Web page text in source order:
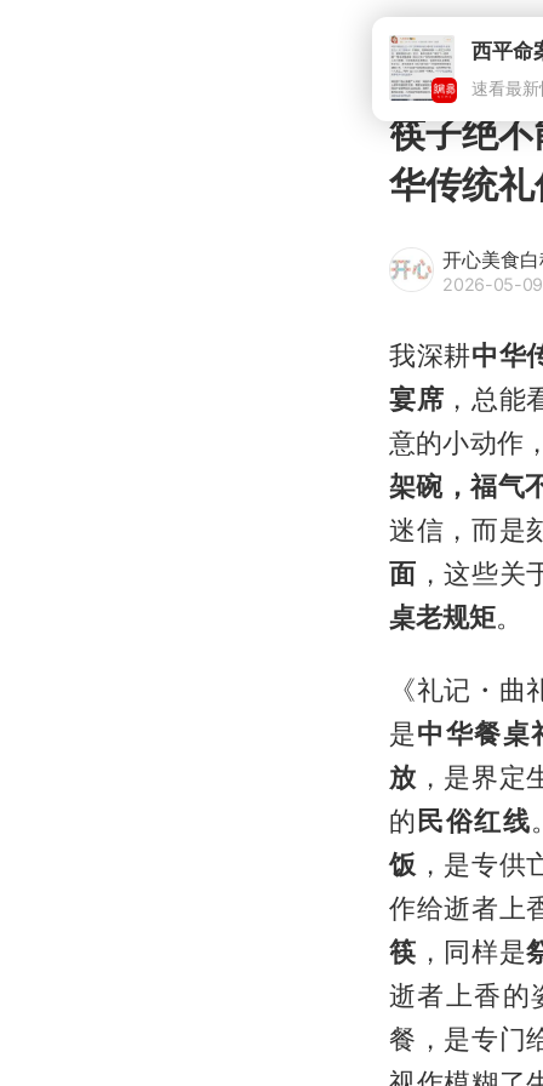
西平命
速看最
筷子绝
华传统
开心美食
2026-05-09
我深耕中华
宴席 ，总能
意的小动作
架碗，福气
迷信，而是
面 ，这些关
桌老规矩。
《礼记・曲
是中华餐桌
放 ，是界
的民俗红线
饭 ，是专供
作给逝者上
筷 ，同样是
逝者上香的
餐，是专门